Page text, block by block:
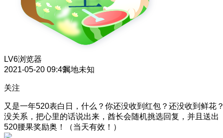
LV6浏览器
2021-05-20 09:49属地未知
关注
又是一年520表白日，什么？你还没收到红包？还没收到鲜花
没关系，把心里的话说出来，酋长会随机挑选回复，并且送出
520腰果奖励奥！（当天有效！）